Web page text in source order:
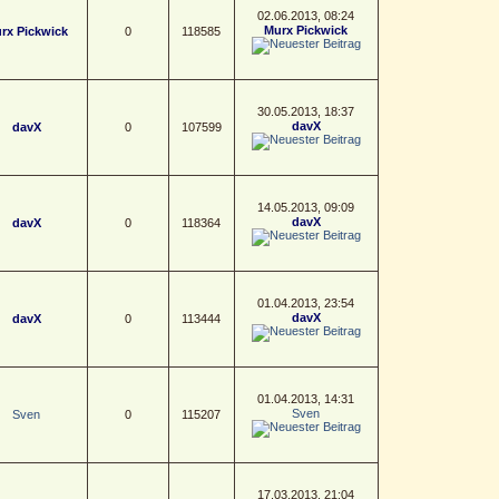
Pickwick 0 118585
02.06.2013, 08:24
Murx Pickwick
davX 0 107599
30.05.2013, 18:37
davX
davX 0 118364
14.05.2013, 09:09
davX
davX 0 113444
01.04.2013, 23:54
davX
Sven 0 115207
01.04.2013, 14:31
Sven
17.03.2013, 21:04